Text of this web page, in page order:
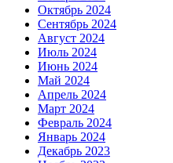
Октябрь 2024
Сентябрь 2024
Август 2024
Июль 2024
Июнь 2024
Май 2024
Апрель 2024
Март 2024
Февраль 2024
Январь 2024
Декабрь 2023